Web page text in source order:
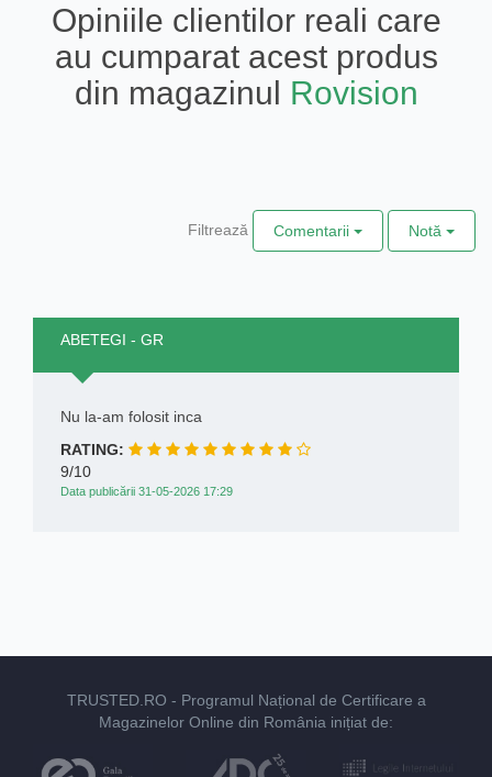
Opiniile clientilor reali care
au cumparat acest produs
din magazinul Rovision
Filtrează Comentarii Notă
ABETEGI - GR
Nu la-am folosit inca
RATING:
9/10
Data publicării 31-05-2026 17:29
TRUSTED.RO - Programul Național de Certificare a
Magazinelor Online din România inițiat de: